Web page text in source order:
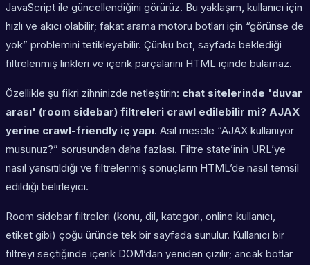
JavaScript ile güncellendiğini görürüz. Bu yaklaşım, kullanıcı için
hızlı ve akıcı olabilir; fakat arama motoru botları için “görünse de
yok” problemini tetikleyebilir. Çünkü bot, sayfada beklediği
filtrelenmiş linkleri ve içerik parçalarını HTML içinde bulamaz.
Özellikle şu fikri zihninizde netleştirin: chat sitelerinde 'duvar
arası' (room sidebar) filtreleri crawl edilebilir mi? AJAX
yerine crawl-friendly iç yapı. Asıl mesele “AJAX kullanıyor
musunuz?” sorusundan daha fazlası. Filtre state’inin URL’ye
nasıl yansıtıldığı ve filtrelenmiş sonuçların HTML’de nasıl temsil
edildiği belirleyici.
Room sidebar filtreleri (konu, dil, kategori, online kullanıcı,
etiket gibi) çoğu üründe tek bir sayfada sunulur. Kullanıcı bir
filtreyi seçtiğinde içerik DOM’dan yeniden çizilir; ancak botlar